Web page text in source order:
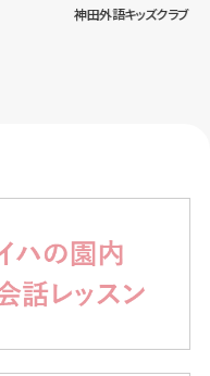
神田外語キッズクラブ